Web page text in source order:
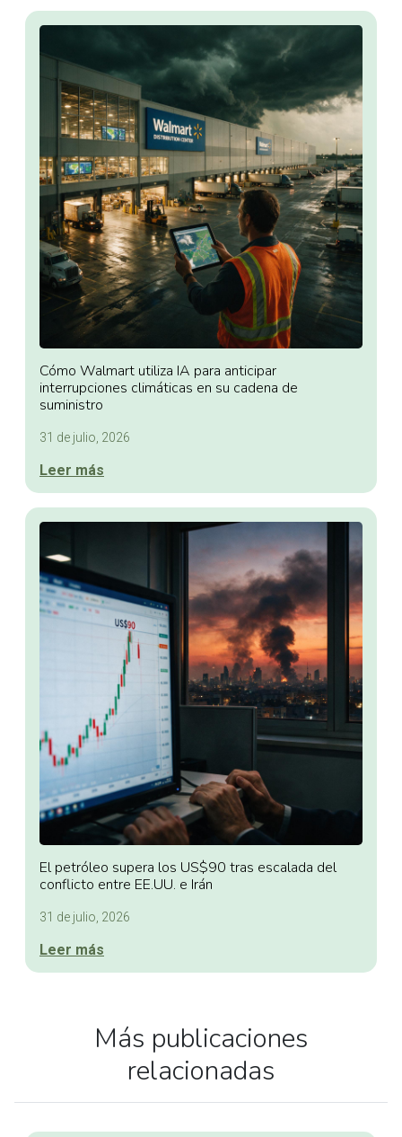
Cómo Walmart utiliza IA para anticipar
interrupciones climáticas en su cadena de
suministro
31 de julio, 2026
Leer más
El petróleo supera los US$90 tras escalada del
conflicto entre EE.UU. e Irán
31 de julio, 2026
Leer más
Más publicaciones
relacionadas